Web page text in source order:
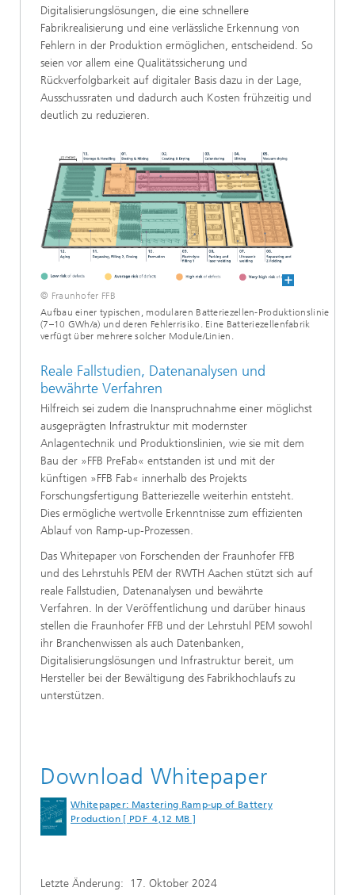
Digitalisierungslösungen, die eine schnellere
Fabrikrealisierung und eine verlässliche Erkennung von
Fehlern in der Produktion ermöglichen, entscheidend. So
seien vor allem eine Qualitätssicherung und
Rückverfolgbarkeit auf digitaler Basis dazu in der Lage,
Ausschussraten und dadurch auch Kosten frühzeitig und
deutlich zu reduzieren.
© Fraunhofer FFB
Aufbau einer typischen, modularen Batteriezellen-Produktionslinie
(7–10 GWh/a) und deren Fehlerrisiko. Eine Batteriezellenfabrik
verfügt über mehrere solcher Module/Linien.
Reale Fallstudien, Datenanalysen und
bewährte Verfahren
Hilfreich sei zudem die Inanspruchnahme einer möglichst
ausgeprägten Infrastruktur mit modernster
Anlagentechnik und Produktionslinien, wie sie mit dem
Bau der »FFB PreFab« entstanden ist und mit der
künftigen »FFB Fab« innerhalb des Projekts
Forschungsfertigung Batteriezelle weiterhin entsteht.
Dies ermögliche wertvolle Erkenntnisse zum effizienten
Ablauf von Ramp-up-Prozessen.
Das Whitepaper von Forschenden der Fraunhofer FFB
und des Lehrstuhls PEM der RWTH Aachen stützt sich auf
reale Fallstudien, Datenanalysen und bewährte
Verfahren. In der Veröffentlichung und darüber hinaus
stellen die Fraunhofer FFB und der Lehrstuhl PEM sowohl
ihr Branchenwissen als auch Datenbanken,
Digitalisierungslösungen und Infrastruktur bereit, um
Hersteller bei der Bewältigung des Fabrikhochlaufs zu
unterstützen.
Download Whitepaper
Whitepaper: Mastering Ramp-up of Battery
Production [ PDF 4,12 MB ]
Letzte Änderung: 17. Oktober 2024